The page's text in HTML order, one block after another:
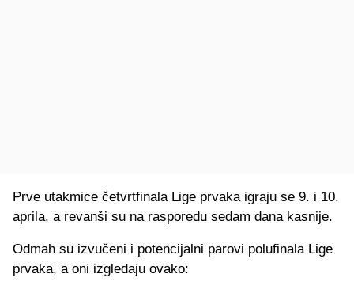
Prve utakmice četvrtfinala Lige prvaka igraju se 9. i 10.
aprila, a revanši su na rasporedu sedam dana kasnije.
Odmah su izvučeni i potencijalni parovi polufinala Lige
prvaka, a oni izgledaju ovako: